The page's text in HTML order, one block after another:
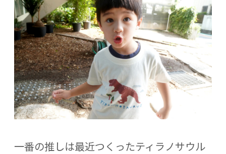
一番の推しは最近つくったティラノサウル